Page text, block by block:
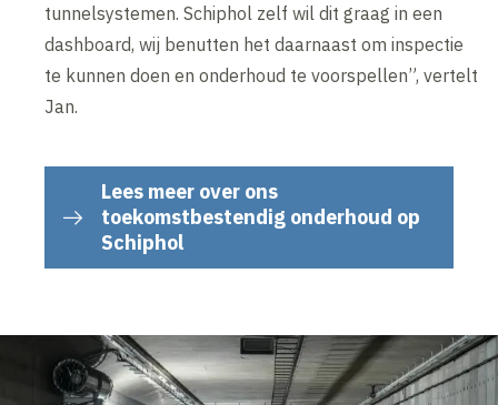
tunnelsystemen. Schiphol zelf wil dit graag in een
dashboard, wij benutten het daarnaast om inspectie
te kunnen doen en onderhoud te voorspellen”, vertelt
Jan.
Lees meer over ons
toekomstbestendig onderhoud op
Schiphol